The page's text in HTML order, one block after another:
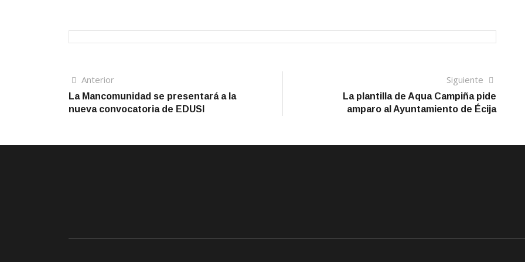
Navegación
de
AnteriorArtículo
anterior
La Mancomunidad se presentará a la
nueva convocatoria de EDUSI
Siguiente
La plantilla de Aqua Campiña pide
amparo al Ayuntamiento de Écija